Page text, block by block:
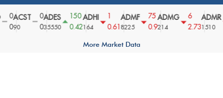
ACST
90
ADES
35550
150
0.42
ADHI
164
0.61
ADMF
8225
75
0.9
ADMG
214
2.73
ADMR
1510
More Market Data